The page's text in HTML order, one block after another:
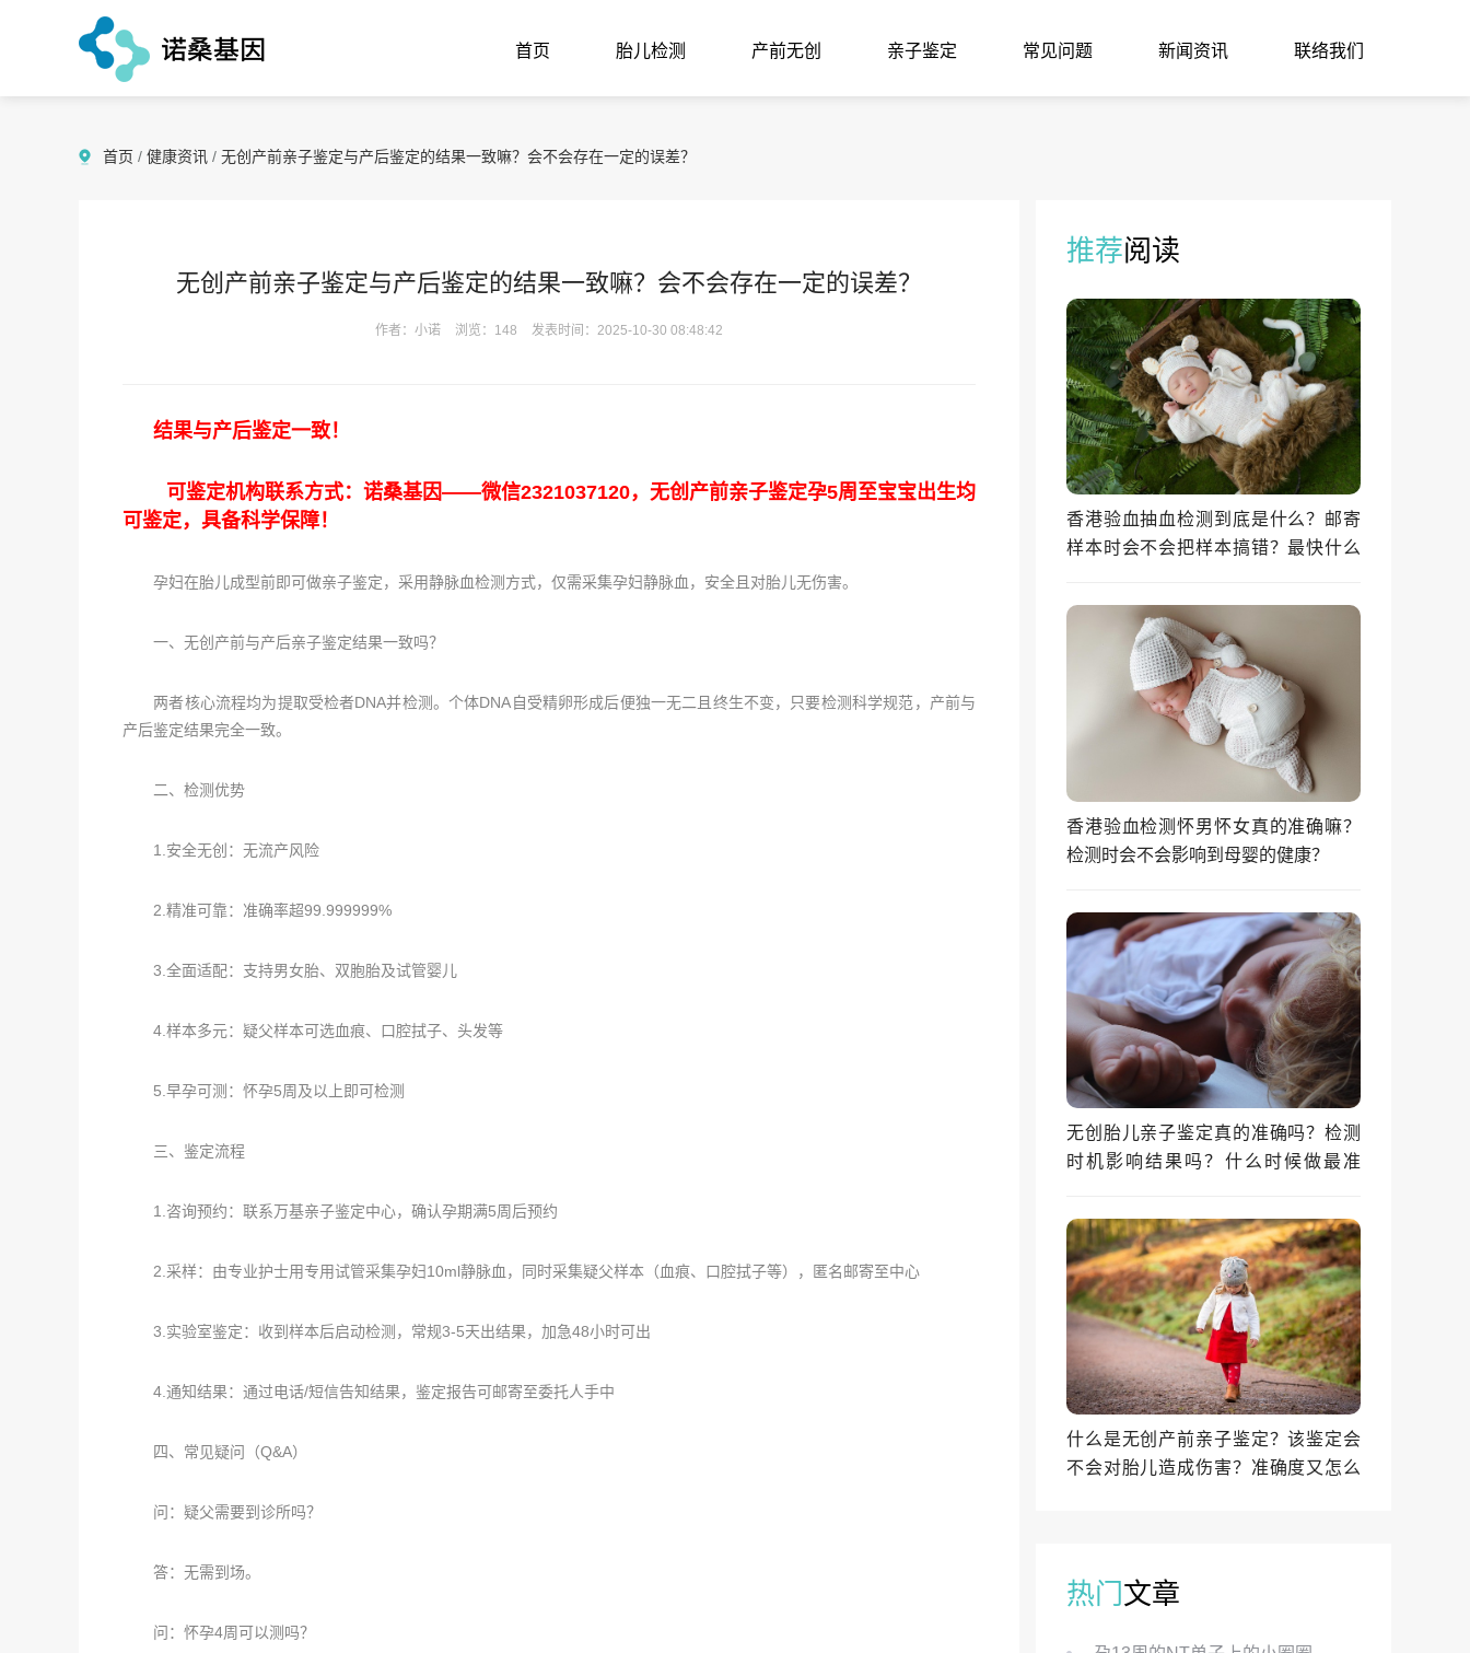
首页 胎儿检测 产前无创 亲子鉴定 常见问题 新闻资讯 联络我们
首页 / 健康资讯 / 无创产前亲子鉴定与产后鉴定的结果一致嘛？会不会存在一定的误差？
无创产前亲子鉴定与产后鉴定的结果一致嘛？会不会存在一定的误差？
作者：小诺 浏览：148 发表时间：2025-10-30 08:48:42
结果与产后鉴定一致！
可鉴定机构联系方式：诺桑基因——微信2321037120，无创产前亲子鉴定孕5周至宝宝出生均
可鉴定，具备科学保障！
孕妇在胎儿成型前即可做亲子鉴定，采用静脉血检测方式，仅需采集孕妇静脉血，安全且对胎儿无伤害。
一、无创产前与产后亲子鉴定结果一致吗？
两者核心流程均为提取受检者DNA并检测。个体DNA自受精卵形成后便独一无二且终生不变，只要检测科学规范，产前与
产后鉴定结果完全一致。
二、检测优势
1.安全无创：无流产风险
2.精准可靠：准确率超99.999999%
3.全面适配：支持男女胎、双胞胎及试管婴儿
4.样本多元：疑父样本可选血痕、口腔拭子、头发等
5.早孕可测：怀孕5周及以上即可检测
三、鉴定流程
1.咨询预约：联系万基亲子鉴定中心，确认孕期满5周后预约
2.采样：由专业护士用专用试管采集孕妇10ml静脉血，同时采集疑父样本（血痕、口腔拭子等），匿名邮寄至中心
3.实验室鉴定：收到样本后启动检测，常规3-5天出结果，加急48小时可出
4.通知结果：通过电话/短信告知结果，鉴定报告可邮寄至委托人手中
四、常见疑问（Q&A）
问：疑父需要到诊所吗？
答：无需到场。
问：怀孕4周可以测吗？
推荐阅读
香港验血抽血检测到底是什么？邮寄
样本时会不会把样本搞错？最快什么
香港验血检测怀男怀女真的准确嘛？
检测时会不会影响到母婴的健康？
无创胎儿亲子鉴定真的准确吗？检测
时机影响结果吗？什么时候做最准
什么是无创产前亲子鉴定？该鉴定会
不会对胎儿造成伤害？准确度又怎么
热门文章